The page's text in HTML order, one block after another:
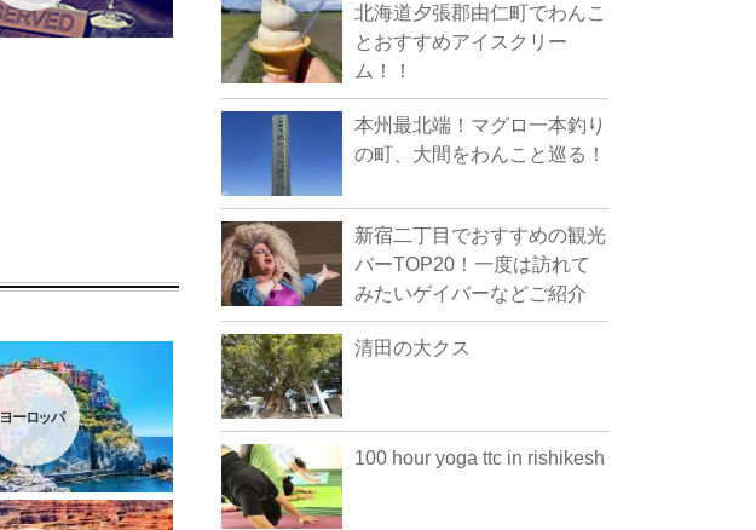
ヨーロッパ
北海道夕張郡由仁町でわんこ
とおすすめアイスクリー
ム！！
本州最北端！マグロ一本釣り
の町、大間をわんこと巡る！
新宿二丁目でおすすめの観光
バーTOP20！一度は訪れて
みたいゲイバーなどご紹介
清田の大クス
100 hour yoga ttc in rishikesh